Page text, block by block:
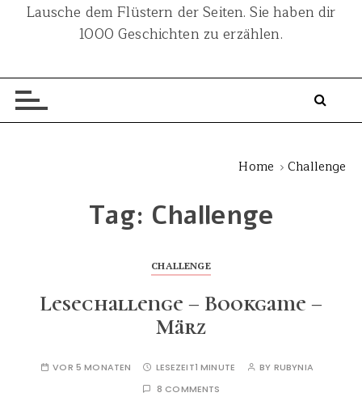
Lausche dem Flüstern der Seiten. Sie haben dir
1000 Geschichten zu erzählen.
Home Challenge
Tag: Challenge
CHALLENGE
Lesechallenge – Bookgame –
März
VOR 5 MONATEN LESEZEIT1 MINUTE BY RUBYNIA
8 COMMENTS